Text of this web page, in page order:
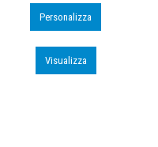
Personalizza
Visualizza